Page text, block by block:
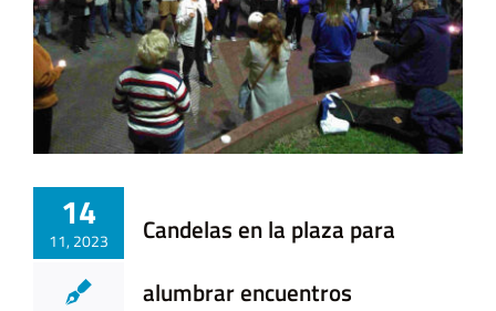
… y Cigarras
14
11, 2023
Candelas en la plaza para
alumbrar encuentros